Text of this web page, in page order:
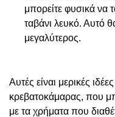
μπορείτε φυσικά να
ταβάνι λευκό. Αυτό
μεγαλύτερος.
Αυτές είναι μερικές
κρεβατοκάμαρας, που
με τα χρήματα που